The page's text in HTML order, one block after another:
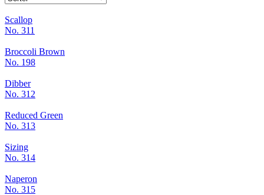
Scallop
No. 311
Broccoli Brown
No. 198
Dibber
No. 312
Reduced Green
No. 313
Sizing
No. 314
Naperon
No. 315